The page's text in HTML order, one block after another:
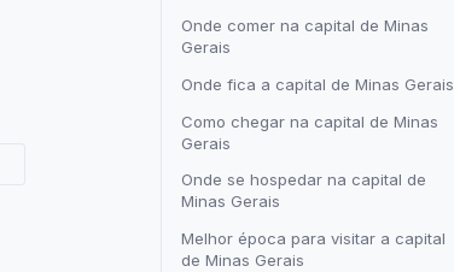
Onde comer na capital de Minas
Gerais
Onde fica a capital de Minas Gerais
Como chegar na capital de Minas
Gerais
Onde se hospedar na capital de
Minas Gerais
Melhor época para visitar a capital
de Minas Gerais